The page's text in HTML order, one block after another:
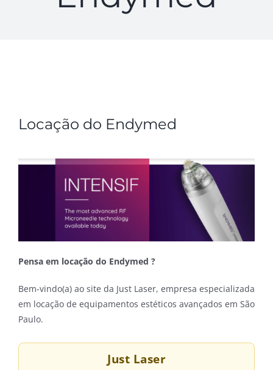
Locação do Endymed
Pensa em locação do Endymed ?
Bem-vindo(a) ao site da Just Laser, empresa especializada
em locação de equipamentos estéticos avançados em São
Paulo.
Just Laser